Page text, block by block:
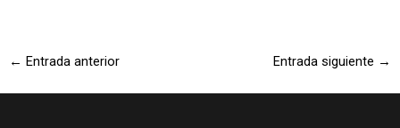
← Entrada anterior Entrada siguiente →